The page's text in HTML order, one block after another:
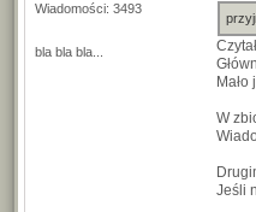
Wiadomości: 3493
bla bla bla...
W
Jeśli